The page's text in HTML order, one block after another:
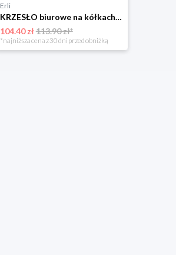
Erli
KRZESŁO biurowe na kółkach OBROTOWE biura fotel INEZ profilowany JUMIhome
104.40 zł113.90 zł*
*najniższa cena z 30 dni przed obniżką